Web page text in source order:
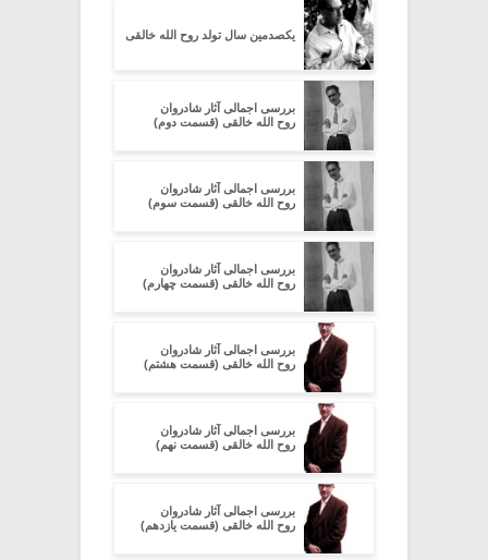
یکصدمین سال تولد روح الله خالقی
بررسی اجمالی آثار شادروان
روح الله خالقی (قسمت دوم)
بررسی اجمالی آثار شادروان
روح الله خالقی (قسمت سوم)
بررسی اجمالی آثار شادروان
روح الله خالقی (قسمت چهارم)
بررسی اجمالی آثار شادروان
روح الله خالقی (قسمت هشتم)
بررسی اجمالی آثار شادروان
روح الله خالقی (قسمت نهم)
بررسی اجمالی آثار شادروان
روح الله خالقی (قسمت یازدهم)